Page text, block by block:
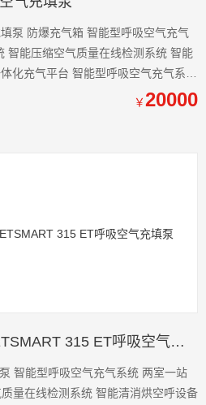
气充气
品牌压缩空气充
￥20000
SMART 235/315/330 ETSMART 315 ET呼吸空气充填泵
站